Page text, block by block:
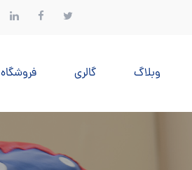
وبلاگ گالری فروشگاه